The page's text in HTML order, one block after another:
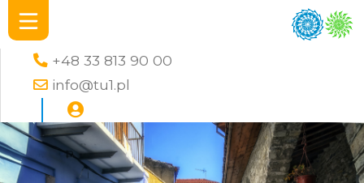
+48 33 813 90 00
info@tu1.pl